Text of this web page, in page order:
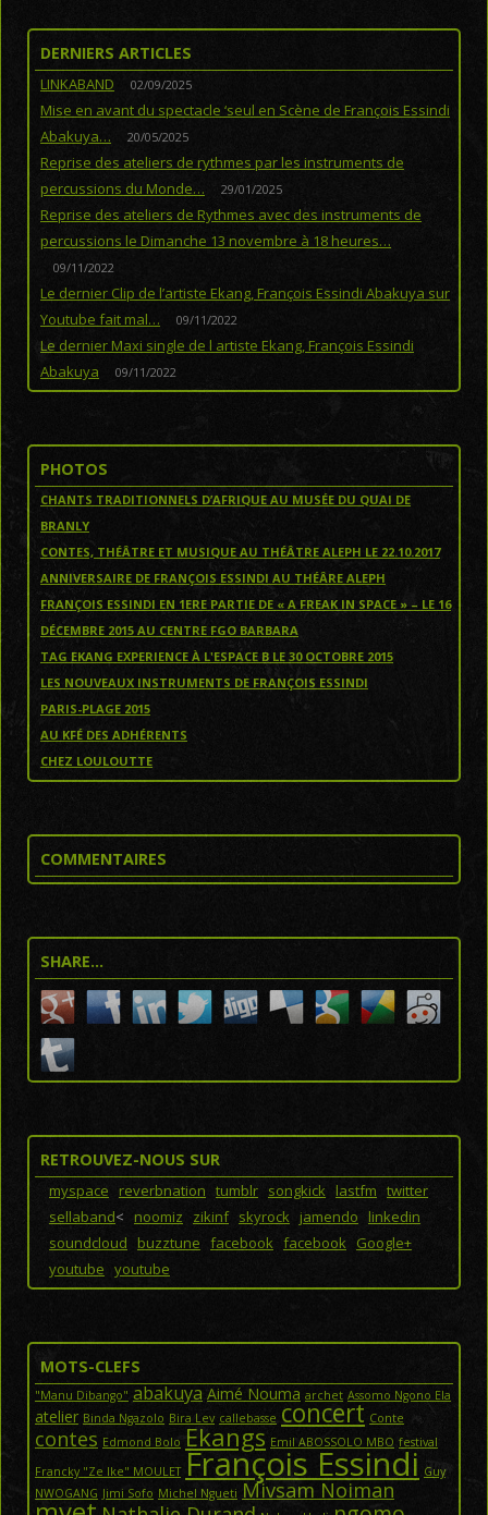
DERNIERS ARTICLES
LINKABAND 02/09/2025
Mise en avant du spectacle ‘seul en Scène de François Essindi
Abakuya…
20/05/2025
Reprise des ateliers de rythmes par les instruments de
percussions du Monde…
29/01/2025
Reprise des ateliers de Rythmes avec des instruments de
percussions le Dimanche 13 novembre à 18 heures…
09/11/2022
Le dernier Clip de l’artiste Ekang, François Essindi Abakuya sur
Youtube fait mal…
09/11/2022
Le dernier Maxi single de l artiste Ekang, François Essindi
Abakuya
09/11/2022
PHOTOS
CHANTS TRADITIONNELS D’AFRIQUE AU MUSÉE DU QUAI DE
BRANLY
CONTES, THÉÂTRE ET MUSIQUE AU THÉÂTRE ALEPH LE 22.10.2017
ANNIVERSAIRE DE FRANÇOIS ESSINDI AU THÉÂRE ALEPH
FRANÇOIS ESSINDI EN 1ERE PARTIE DE « A FREAK IN SPACE » – LE 16
DÉCEMBRE 2015 AU CENTRE FGO BARBARA
TAG EKANG EXPERIENCE À L'ESPACE B LE 30 OCTOBRE 2015
LES NOUVEAUX INSTRUMENTS DE FRANÇOIS ESSINDI
PARIS-PLAGE 2015
AU KFÉ DES ADHÉRENTS
CHEZ LOULOUTTE
COMMENTAIRES
SHARE…
RETROUVEZ-NOUS SUR
myspace reverbnation tumblr songkick lastfm twitter
sellaband< noomiz zikinf skyrock jamendo
linkedin
soundcloud buzztune facebook facebook Google+
youtube youtube
MOTS-CLEFS
"Manu Dibango" abakuya Aimé Nouma archet Assomo Ngono Ela
atelier Binda Ngazolo Bira Lev callebasse concert Conte
contes Edmond Bolo Ekangs Emil ABOSSOLO MBO festival
Francky "Ze Ike" MOULET François Essindi Guy
NWOGANG Jimi Sofo Michel Ngueti Mivsam Noiman